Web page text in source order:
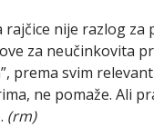
nije razlog za
za neučinkovita
prema svim
ne pomaže. Ali
(rm)